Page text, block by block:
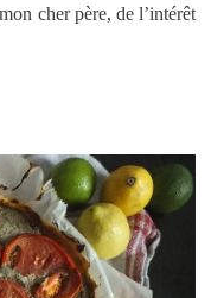
cher père, de l’intérêt